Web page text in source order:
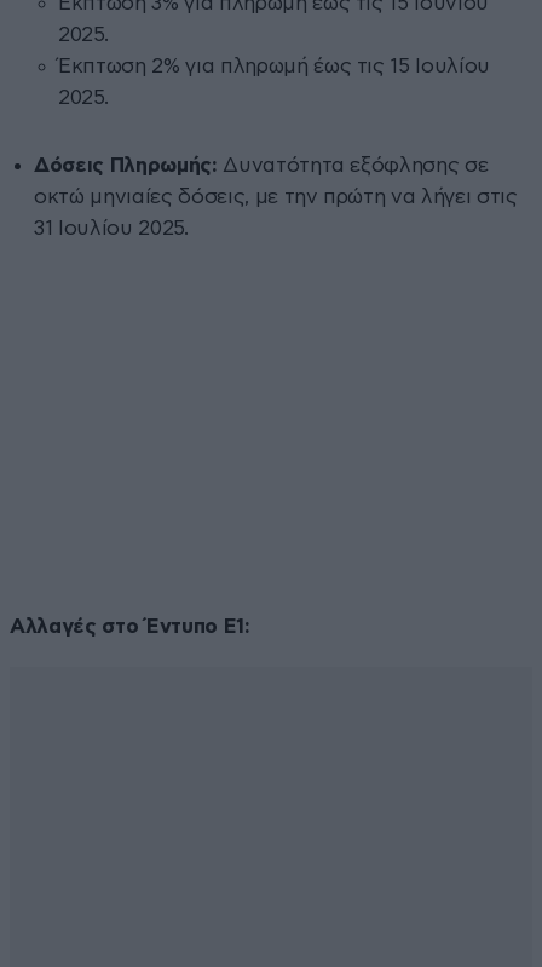
2025.
Έκπτωση 2% για πληρωμή έως τις 15 Ιουλίου
2025.
Δόσεις Πληρωμής: Δυνατότητα εξόφλησης σε
οκτώ μηνιαίες δόσεις, με την πρώτη να λήγει στις
31 Ιουλίου 2025.​
Αλλαγές στο Έντυπο Ε1: